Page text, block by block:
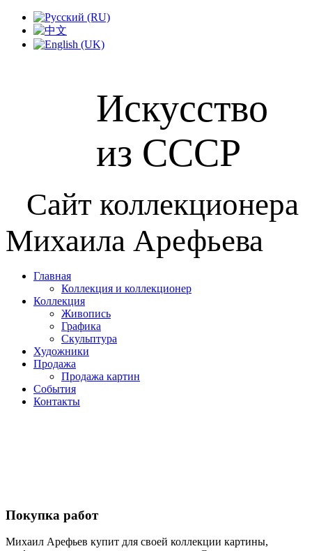
Искусство
из СССР
Сайт коллекционера
Михаила Арефьева
Главная
Коллекция и коллекционер
Коллекция
Живопись
Графика
Скульптура
Художники
Продажа
Продажа картин
События
Контакты
Покупка работ
Михаил Арефьев купит для своей коллекции картины,